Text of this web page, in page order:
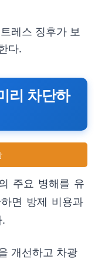
레스 징후가 보
다.
리 차단하
주요 병해를 유
면 방제 비용과
개선하고 차광